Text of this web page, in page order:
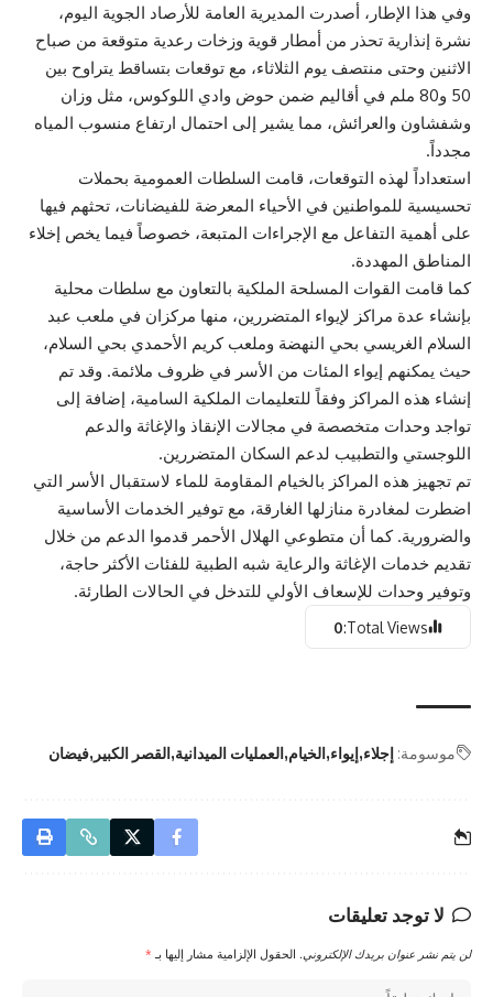
وفي هذا الإطار، أصدرت المديرية العامة للأرصاد الجوية اليوم،
نشرة إنذارية تحذر من أمطار قوية وزخات رعدية متوقعة من صباح
الاثنين وحتى منتصف يوم الثلاثاء، مع توقعات بتساقط يتراوح بين
50 و80 ملم في أقاليم ضمن حوض وادي اللوكوس، مثل وزان
وشفشاون والعرائش، مما يشير إلى احتمال ارتفاع منسوب المياه
مجدداً.
استعداداً لهذه التوقعات، قامت السلطات العمومية بحملات
تحسيسية للمواطنين في الأحياء المعرضة للفيضانات، تحثهم فيها
على أهمية التفاعل مع الإجراءات المتبعة، خصوصاً فيما يخص إخلاء
المناطق المهددة.
كما قامت القوات المسلحة الملكية بالتعاون مع سلطات محلية
بإنشاء عدة مراكز لإيواء المتضررين، منها مركزان في ملعب عبد
السلام الغريسي بحي النهضة وملعب كريم الأحمدي بحي السلام،
حيث يمكنهم إيواء المئات من الأسر في ظروف ملائمة. وقد تم
إنشاء هذه المراكز وفقاً للتعليمات الملكية السامية، إضافة إلى
تواجد وحدات متخصصة في مجالات الإنقاذ والإغاثة والدعم
اللوجستي والتطبيب لدعم السكان المتضررين.
تم تجهيز هذه المراكز بالخيام المقاومة للماء لاستقبال الأسر التي
اضطرت لمغادرة منازلها الغارقة، مع توفير الخدمات الأساسية
والضرورية. كما أن متطوعي الهلال الأحمر قدموا الدعم من خلال
تقديم خدمات الإغاثة والرعاية شبه الطبية للفئات الأكثر حاجة،
وتوفير وحدات للإسعاف الأولي للتدخل في الحالات الطارئة.
Total Views:
0
موسومة: إجلاء إيواء الخيام العمليات الميدانية القصر الكبير فيضان
لا توجد تعليقات
لن يتم نشر عنوان بريدك الإلكتروني. الحقول الإلزامية مشار إليها بـ *